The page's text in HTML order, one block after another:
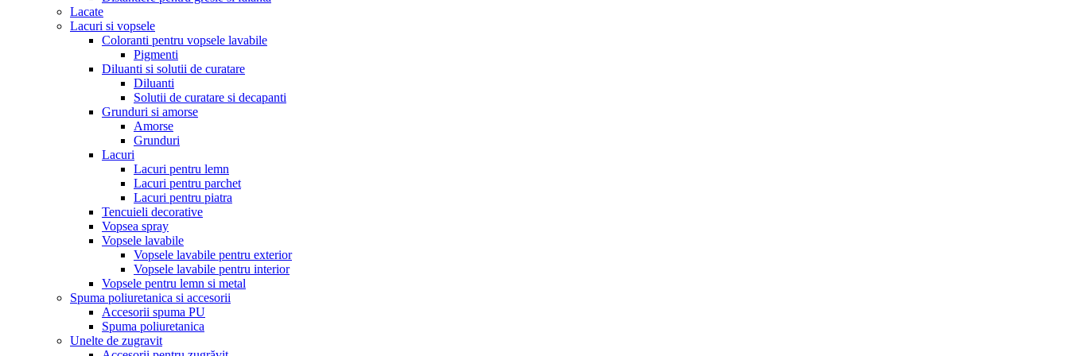
Lacate
Lacuri si vopsele
Coloranti pentru vopsele lavabile
Pigmenti
Diluanti si solutii de curatare
Diluanti
Solutii de curatare si decapanti
Grunduri si amorse
Amorse
Grunduri
Lacuri
Lacuri pentru lemn
Lacuri pentru parchet
Lacuri pentru piatra
Tencuieli decorative
Vopsea spray
Vopsele lavabile
Vopsele lavabile pentru exterior
Vopsele lavabile pentru interior
Vopsele pentru lemn si metal
Spuma poliuretanica si accesorii
Accesorii spuma PU
Spuma poliuretanica
Unelte de zugravit